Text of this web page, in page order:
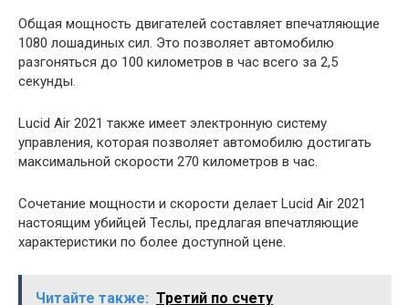
Общая мощность двигателей составляет впечатляющие
1080 лошадиных сил. Это позволяет автомобилю
разгоняться до 100 километров в час всего за 2,5
секунды.
Lucid Air 2021 также имеет электронную систему
управления, которая позволяет автомобилю достигать
максимальной скорости 270 километров в час.
Сочетание мощности и скорости делает Lucid Air 2021
настоящим убийцей Теслы, предлагая впечатляющие
характеристики по более доступной цене.
Читайте также: Третий по счету